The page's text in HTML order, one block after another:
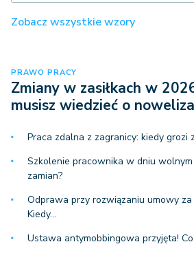
Zobacz wszystkie wzory
PRAWO PRACY
Zmiany w zasiłkach w
musisz wiedzieć o
Praca zdalna z zagranicy: kiedy grozi
Szkolenie pracownika w dniu
zamian?
Odprawa przy rozwiązaniu umowy
Kiedy…
Ustawa antymobbingowa przyjęta!